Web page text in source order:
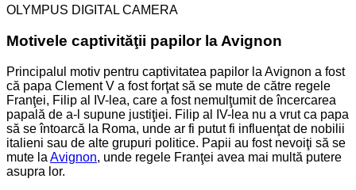
OLYMPUS DIGITAL CAMERA
Motivele captivităţii papilor la Avignon
Principalul motiv pentru captivitatea papilor la Avignon a fost
că papa Clement V a fost forţat să se mute de către regele
Franţei, Filip al IV-lea, care a fost nemulţumit de încercarea
papală de a-l supune justiţiei. Filip al IV-lea nu a vrut ca papa
să se întoarcă la Roma, unde ar fi putut fi influenţat de nobilii
italieni sau de alte grupuri politice. Papii au fost nevoiţi să se
mute la Avignon, unde regele Franţei avea mai multă putere
asupra lor.